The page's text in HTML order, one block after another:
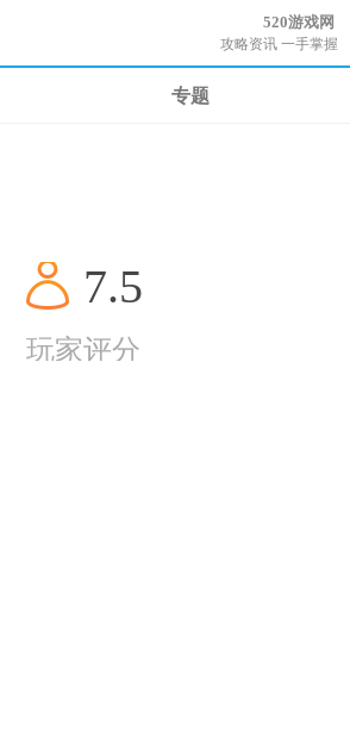
520游戏网
攻略资讯 一手掌握
专题
7.5
玩家评分